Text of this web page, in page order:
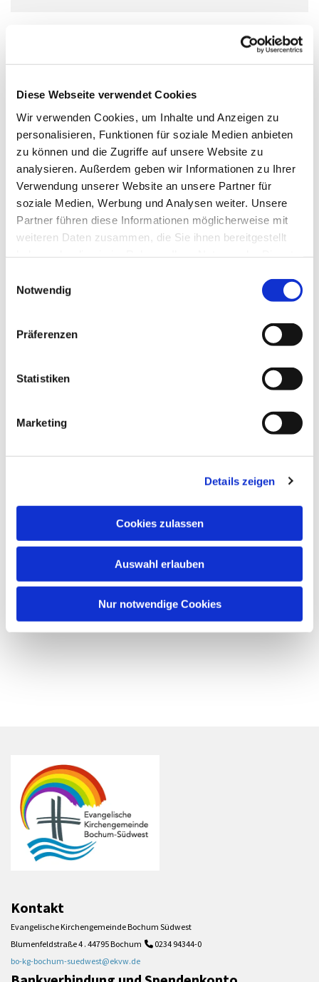
Diese Webseite verwendet Cookies
Wir verwenden Cookies, um Inhalte und Anzeigen zu
personalisieren, Funktionen für soziale Medien anbieten
zu können und die Zugriffe auf unsere Website zu
analysieren. Außerdem geben wir Informationen zu Ihrer
Verwendung unserer Website an unsere Partner für
soziale Medien, Werbung und Analysen weiter. Unsere
Partner führen diese Informationen möglicherweise mit
weiteren Daten zusammen, die Sie ihnen bereitgestellt
Notwendig
Präferenzen
Statistiken
Marketing
Details zeigen
Cookies zulassen
Auswahl erlauben
Nur notwendige Cookies
Dies könnte Sie auch interessieren
Kontakt
Evangelische Kirchengemeinde Bochum Südwest
Blumenfeldstraße 4 . 44795 Bochum  0234 94344-0
bo-kg-bochum-suedwest@ekvw.de